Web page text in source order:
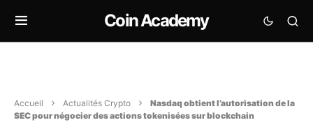
Coin Academy
Accueil Actualités Crypto
Nasdaq obtient l’autorisation de la
SEC pour négocier des actions tokenisées sur blockchain